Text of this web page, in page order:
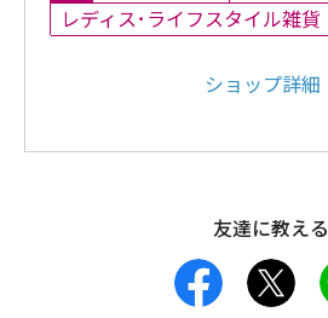
レディス･ライフスタイル雑貨
ショップ詳細
友達に教える
facebook